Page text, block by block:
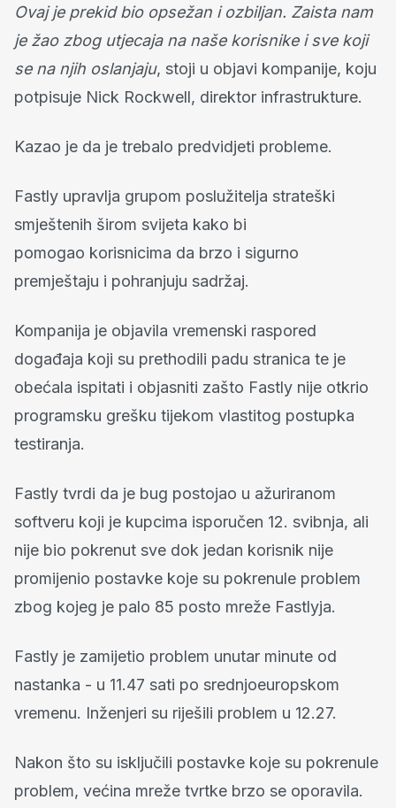
Ovaj je prekid bio opsežan i ozbiljan. Zaista nam
je žao zbog utjecaja na naše korisnikei sve koji
se na njih oslanjaju, stoji u objavi kompanije, koju
potpisuje Nick Rockwell, direktor infrastrukture.
Kazao je da je trebalo predvidjeti probleme.
Fastly upravlja grupom poslužitelja strateški
smještenih širom svijeta kako bi
pomogao korisnicima da brzo i sigurno
premještaju i pohranjuju sadržaj.
Kompanija je objavila vremenski raspored
događaja koji su prethodili padu stranica te je
obećala ispitati i objasniti zašto Fastly nije otkrio
programsku grešku tijekom vlastitog postupka
testiranja.
Fastly tvrdi da je bug postojao u ažuriranom
softveru koji je kupcima isporučen 12. svibnja, ali
nije bio pokrenut sve dok jedan korisnik nije
promijenio postavke koje su pokrenule problem
zbog kojeg je palo 85 posto mreže Fastlyja.
Fastly je zamijetio problem unutar minute od
nastanka - u 11.47 sati po srednjoeuropskom
vremenu. Inženjeri su riješili problem u 12.27.
Nakon što su isključili postavke koje su pokrenule
problem, većina mreže tvrtke brzo se oporavila.